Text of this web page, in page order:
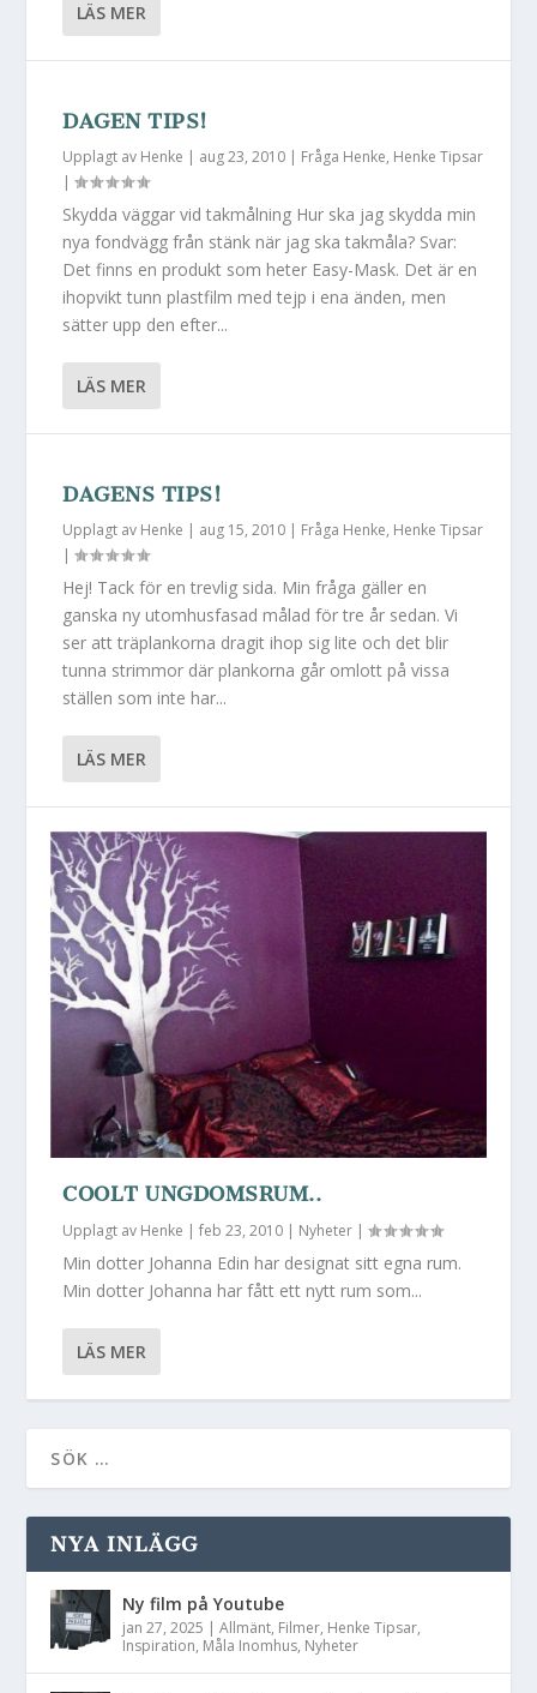
LÄS MER
DAGEN TIPS!
Upplagt av Henke | aug 23, 2010 | Fråga Henke, Henke Tipsar
|
Skydda väggar vid takmålning Hur ska jag skydda min
nya fondvägg från stänk när jag ska takmåla? Svar:
Det finns en produkt som heter Easy-Mask. Det är en
ihopvikt tunn plastfilm med tejp i ena änden, men
sätter upp den efter...
LÄS MER
DAGENS TIPS!
Upplagt av Henke | aug 15, 2010 | Fråga Henke, Henke Tipsar
|
Hej! Tack för en trevlig sida. Min fråga gäller en
ganska ny utomhusfasad målad för tre år sedan. Vi
ser att träplankorna dragit ihop sig lite och det blir
tunna strimmor där plankorna går omlott på vissa
ställen som inte har...
LÄS MER
COOLT UNGDOMSRUM..
Upplagt av Henke |feb 23, 2010 | Nyheter |
Min dotter Johanna Edin har designat sitt egna rum.
Min dotter Johanna har fått ett nytt rum som...
LÄS MER
NYA INLÄGG
Ny film på Youtube
jan 27, 2025 |Allmänt, Filmer, Henke Tipsar,
Inspiration, Måla Inomhus, Nyheter